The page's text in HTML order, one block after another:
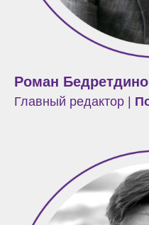
Роман
Главный редактор |